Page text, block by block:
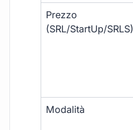
Prezzo
(SRL/StartUp/SRLS)
Modalità